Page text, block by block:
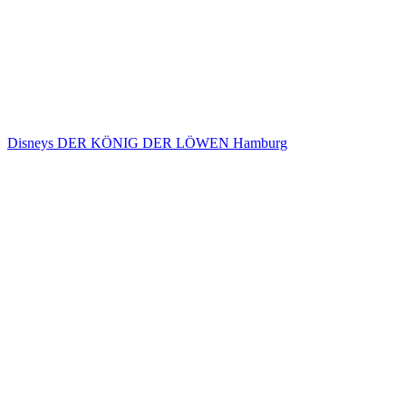
Disneys DER KÖNIG DER LÖWEN Hamburg